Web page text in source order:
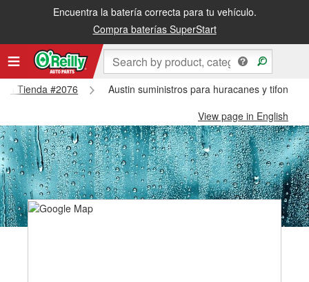
Encuentra la batería correcta para tu vehículo.
Compra baterías SuperStart
Tienda #2076
Austin suministros para huracanes y tifones
View page in English